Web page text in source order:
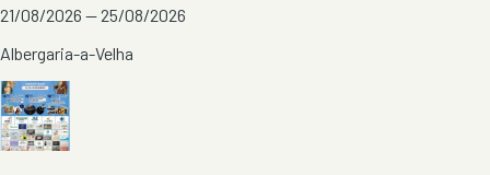
21/08/2026 — 25/08/2026
Albergaria-a-Velha